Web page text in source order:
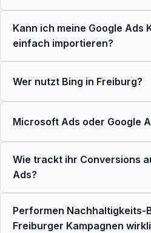
Kann ich meine Google Ads
einfach importieren?
Wer nutzt Bing in Freiburg?
Microsoft Ads oder Google
Wie trackt ihr Conversions
Ads?
Performen Nachhaltigkeits-
Freiburger Kampagnen